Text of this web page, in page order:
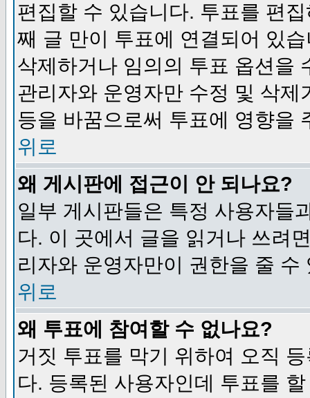
편집할 수 있습니다. 투표를 편
째 글 만이 투표에 연결되어 있
삭제하거나 임의의 투표 옵션을
관리자와 운영자만 수정 및 삭
등을 바꿈으로써 투표에 영향을
위로
왜 게시판에 접근이 안 되나요?
일부 게시판들은 특정 사용자들
다. 이 곳에서 글을 읽거나 쓰려
리자와 운영자만이 권한을 줄
위로
왜 투표에 참여할 수 없나요?
거짓 투표를 막기 위하여 오직
다. 등록된 사용자인데 투표를